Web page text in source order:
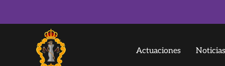
Actuaciones Noticias